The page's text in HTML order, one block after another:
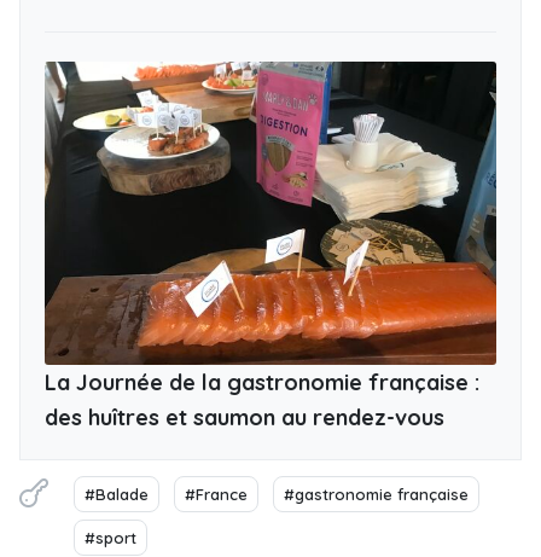
La Journée de la gastronomie française :
des huîtres et saumon au rendez-vous
#Balade #France #gastronomie française
#sport